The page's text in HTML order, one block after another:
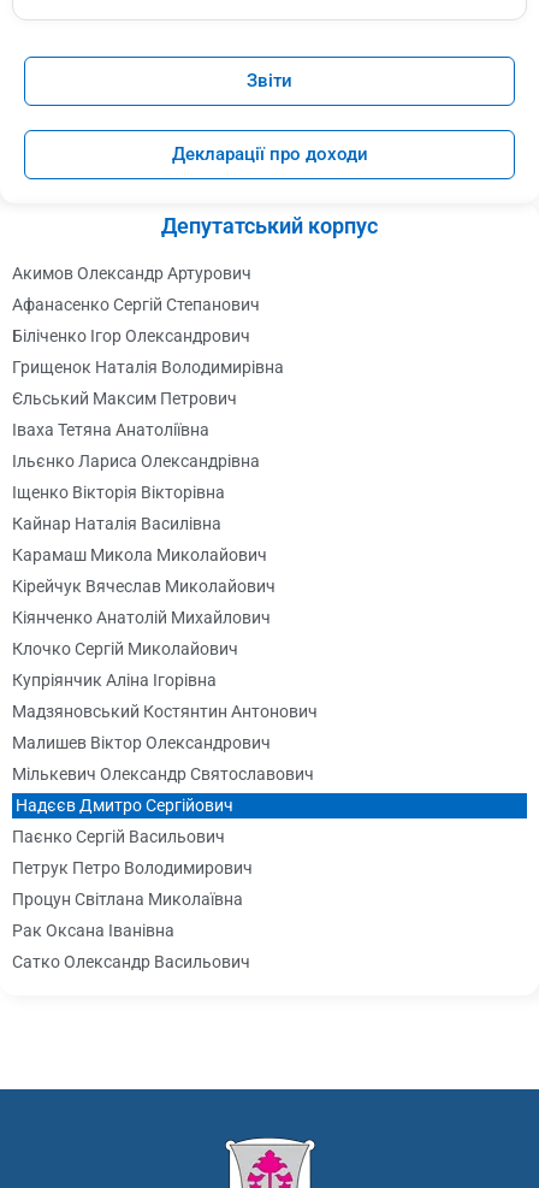
Звіти
Декларації про доходи
Депутатський корпус
Акимов Олександр Артурович
Афанасенко Сергій Степанович
Біліченко Ігор Олександрович
Грищенок Наталія Володимирівна
Єльський Максим Петрович
Іваха Тетяна Анатоліївна
Ільєнко Лариса Олександрівна
Іщенко Вікторія Вікторівна
Кайнар Наталія Василівна
Карамаш Микола Миколайович
Кірейчук Вячеслав Миколайович
Кіянченко Анатолій Михайлович
Клочко Сергій Миколайович
Купріянчик Аліна Ігорівна
Мадзяновський Костянтин Антонович
Малишев Віктор Олександрович
Мількевич Олександр Святославович
Надєєв Дмитро Сергійович
Паєнко Сергій Васильович
Петрук Петро Володимирович
Процун Світлана Миколаївна
Рак Оксана Іванівна
Сатко Олександр Васильович
Трегуб Руслан Георгійович
Федорченко Людмила Петрівна
Черненко Валентина Василівна